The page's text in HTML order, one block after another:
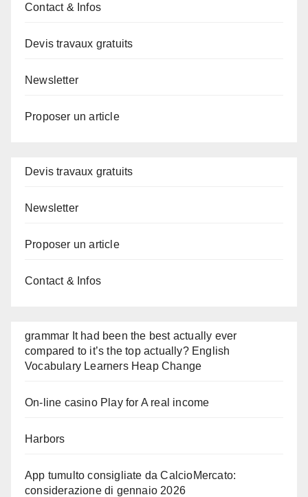
Contact & Infos
Devis travaux gratuits
Newsletter
Proposer un article
Devis travaux gratuits
Newsletter
Proposer un article
Contact & Infos
grammar It had been the best actually ever
compared to it’s the top actually? English
Vocabulary Learners Heap Change
On-line casino Play for A real income
Harbors
App tumulto consigliate da CalcioMercato:
considerazione di gennaio 2026